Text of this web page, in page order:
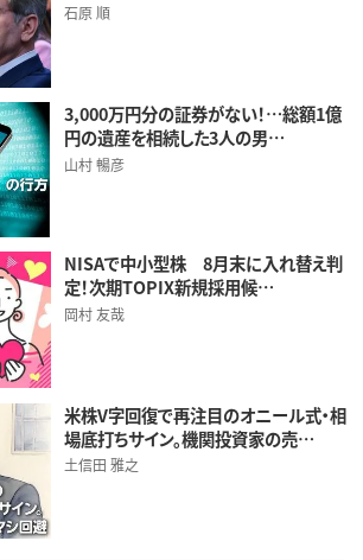
石原 順
3,000万円分の証券がない！…総額1億
円の遺産を相続した3人の男…
山村 暢彦
NISAで中小型株 8月末に入れ替え判
定！次期TOPIX新規採用候…
岡村 友哉
米株V字回復で再注目のオニール式・相
場底打ちサイン。機関投資家の売…
土信田 雅之